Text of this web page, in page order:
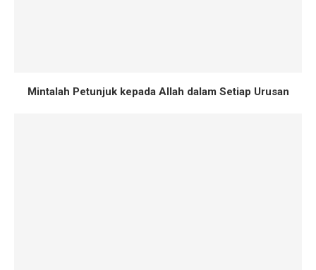
Mintalah Petunjuk kepada Allah dalam Setiap Urusan